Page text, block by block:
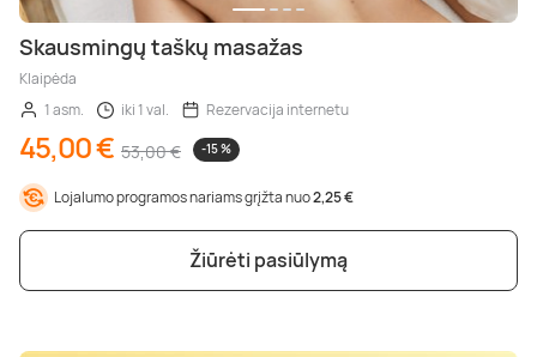
Skausmingų taškų masažas
Klaipėda
1 asm.
iki 1 val. Rezervacija internetu
45,00 € 53,00 € -15 %
Lojalumo programos nariams grįžta nuo2,25 €
Žiūrėti pasiūlymą